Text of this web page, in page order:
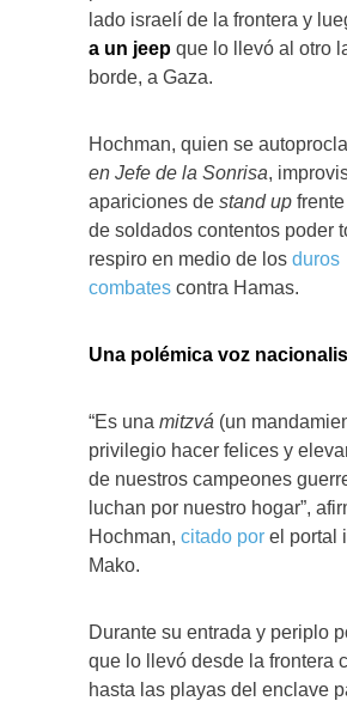
lado israelí de la frontera y
a un jeep que lo llevó al otro
borde, a Gaza.
Hochman, quien se
en Jefe de la Sonrisa,
apariciones de stand up
de soldados contentos poder
respiro en medio de los duros
combates contra Hamas.
Una polémica voz
“Es una mitzvá (un
privilegio hacer felices y
de nuestros campeones
luchan por nuestro hogar”,
Hochman, citado por el portal
Mako.
Durante su entrada y periplo
que lo llevó desde la frontera
hasta las playas del enclave